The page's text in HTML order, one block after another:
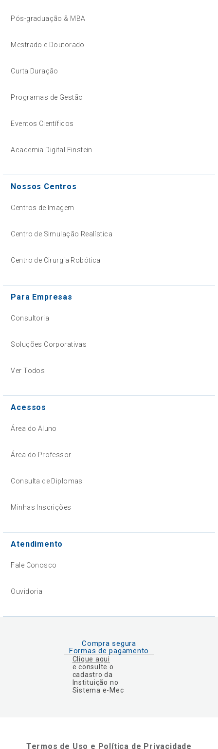
Pós-graduação & MBA
Mestrado e Doutorado
Curta Duração
Programas de Gestão
Eventos Científicos
Academia Digital Einstein
Nossos Centros
Centros de Imagem
Centro de Simulação Realística
Centro de Cirurgia Robótica
Para Empresas
Consultoria
Soluções Corporativas
Ver Todos
Acessos
Área do Aluno
Área do Professor
Consulta de Diplomas
Minhas Inscrições
Atendimento
Fale Conosco
Ouvidoria
Compra segura
Formas de pagamento
Clique aqui
e consulte o
cadastro da
Instituição no
Sistema e-Mec
Termos de Uso e Política de Privacidade